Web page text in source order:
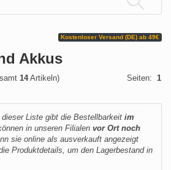
Kostenloser Versand (DE) ab 49€
Akkus
14Artikeln) Seiten: 1
dieser Liste gibt die Bestellbarkeit im
in unseren Filialen vor Ort noch
sie online als ausverkauft angezeigt
Produktdetails, um den Lagerbestand in